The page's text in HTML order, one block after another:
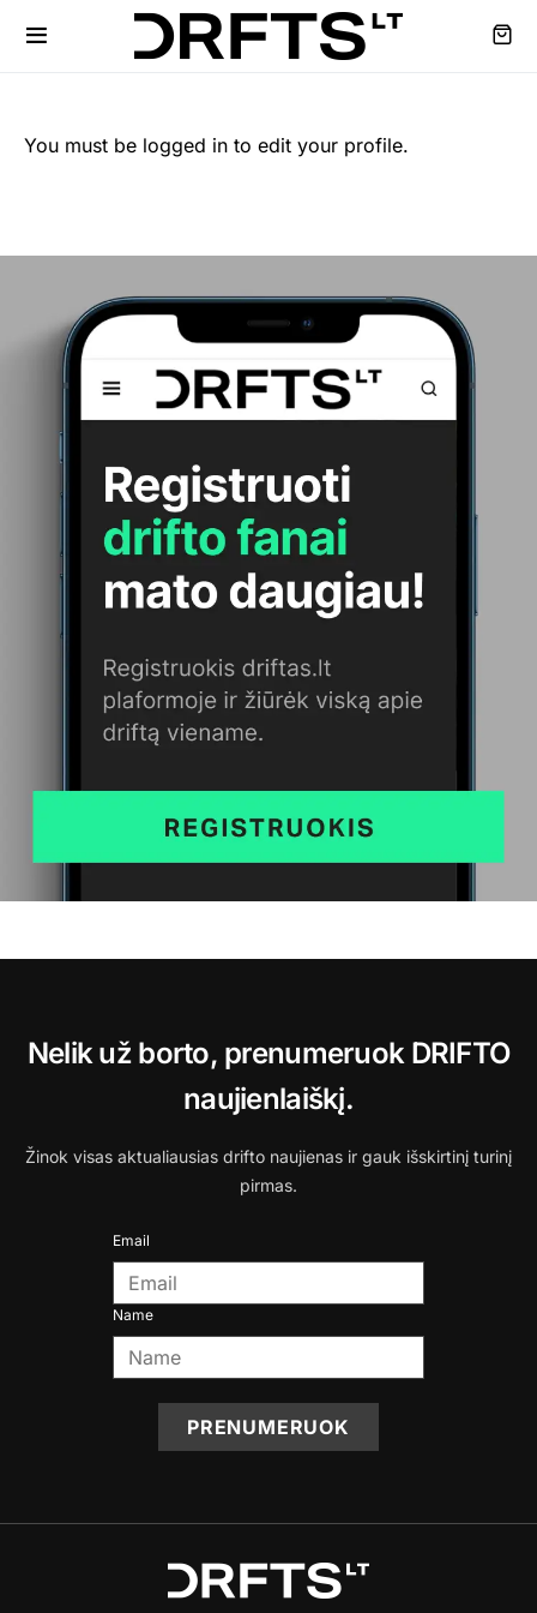
You must be logged in to edit your profile.
Nelik už borto, prenumeruok DRIFTO
naujienlaiškį.
Žinok visas aktualiausias drifto naujienas ir gauk išskirtinį turinį
pirmas.
Email
Name
PRENUMERUOK